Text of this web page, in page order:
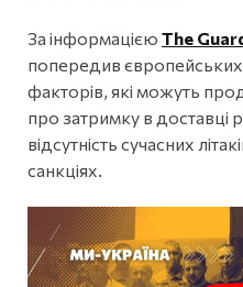
За інформацією The
попередив європейських
факторів, які можуть
про затримку в доставці
відсутність сучасних
санкціях.